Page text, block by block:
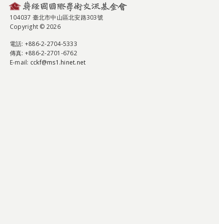
104037 臺北市中山區北安路303號
Copyright © 2026
電話: +886-2-2704-5333
傳真: +886-2-2701-6762
E-mail: cckf@ms1.hinet.net